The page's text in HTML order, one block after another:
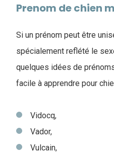
Prenom de chien
Si un prénom peut être
spécialement reflété le
quelques idées de
facile à apprendre pour
Vidocq,
Vador,
Vulcain,